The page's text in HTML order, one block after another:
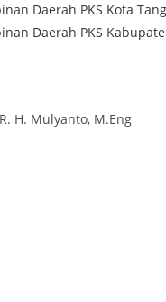
Daerah PKS Kota
Daerah PKS
H. Mulyanto, M.Eng